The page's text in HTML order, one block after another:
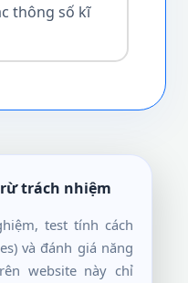
thông số kĩ
trách nhiệm
test tính cách
và đánh giá năng
website này chỉ